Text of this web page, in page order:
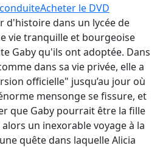
Acheter le DVD
d'histoire dans un lycée de
vie tranquille et bourgeoise
Gaby qu'ils ont adoptée. Dans
dans sa vie privée, elle a
officielle" jusqu’au jour où
mensonge se fissure, et
que Gaby pourrait être la fille
un inexorable voyage à la
quête dans laquelle Alicia